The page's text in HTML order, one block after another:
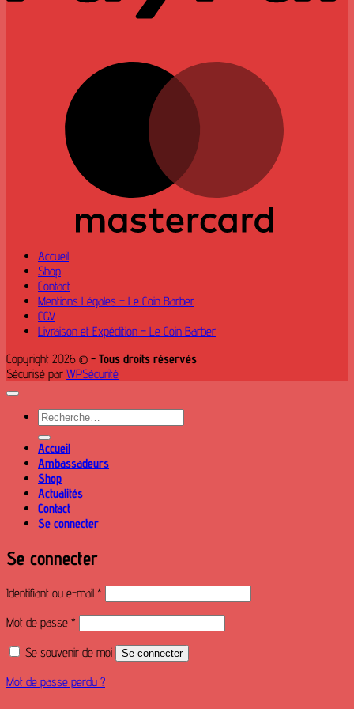
Accueil
Shop
Contact
Mentions Légales – Le Coin Barber
CGV
Livraison et Expédition – Le Coin Barber
Copyright 2026 © - Tous droits réservés
Sécurisé par WPSécurité
Recherche
pour :
Accueil
Ambassadeurs
Shop
Actualités
Contact
Se connecter
Se connecter
Identifiant ou e-mail *
Mot de passe *
Se souvenir de moi Se connecter
Mot de passe perdu ?